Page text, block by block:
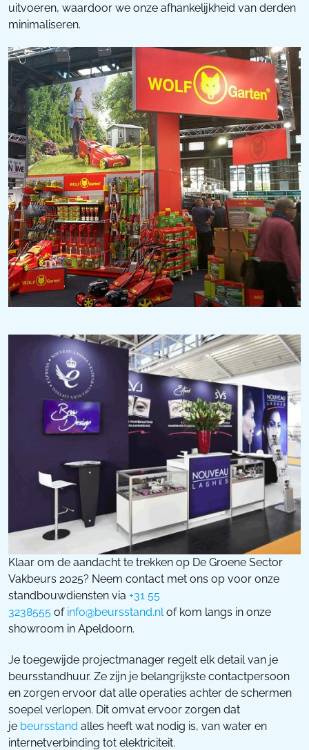
uitvoeren, waardoor we onze afhankelijkheid van derden
minimaliseren.
Klaar om de aandacht te trekken op De Groene Sector
Vakbeurs 2025? Neem contact met ons op voor onze
standbouwdiensten via +31 55
3238555 of info@beursstand.nlof kom langs in onze
showroom in Apeldoorn.
Je toegewijde projectmanager regelt elk detail van je
beursstandhuur. Ze zijn je belangrijkste contactpersoon
en zorgen ervoor dat alle operaties achter de schermen
soepel verlopen. Dit omvat ervoor zorgen dat
je beursstand alles heeft wat nodig is, van water en
internetverbinding tot elektriciteit.